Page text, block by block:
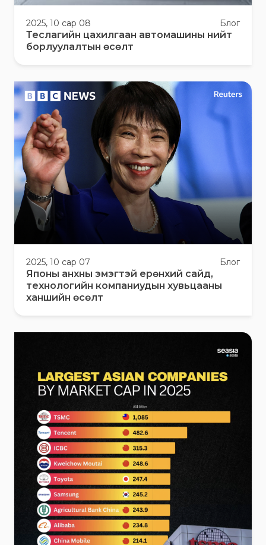
2025, 10 сар 08 Блог
Теслагийн цахилгаан автомашины нийт
борлуулалтын өсөлт
2025, 10 сар 07 Блог
Японы анхны эмэгтэй ерөнхий сайд,
технологийн компаниудын хувьцааны
ханшийн өсөлт